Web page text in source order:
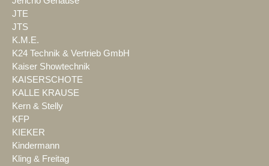
JTE
JTS
K.M.E.
K24 Technik & Vertrieb GmbH
Kaiser Showtechnik
KAISERSCHOTE
KALLE KRAUSE
Kern & Stelly
KFP
KIEKER
Kindermann
Kling & Freitag